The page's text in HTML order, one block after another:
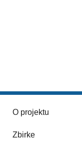
O projektu
Zbirke